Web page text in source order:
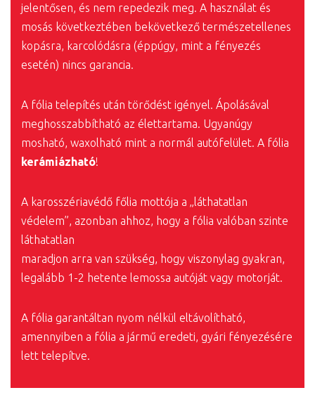
jelentősen, és nem repedezik meg. A használat és
mosás következtében bekövetkező természetellenes
kopásra, karcolódásra (éppúgy, mint a fényezés
esetén) nincs garancia.
A fólia telepítés után törődést igényel. Ápolásával
meghosszabbítható az élettartama. Ugyanúgy
mosható, waxolható mint a normál autófelület. A fólia
kerámiázható!
A karosszériavédő főlia mottója a „láthatatlan
védelem”, azonban ahhoz, hogy a fólia valóban szinte
láthatatlan
maradjon arra van szükség, hogy viszonylag gyakran,
legalább 1-2 hetente lemossa autóját vagy motorját.
A fólia garantáltan nyom nélkül eltávolítható,
amennyiben a fólia a jármű eredeti, gyári fényezésére
lett telepítve.